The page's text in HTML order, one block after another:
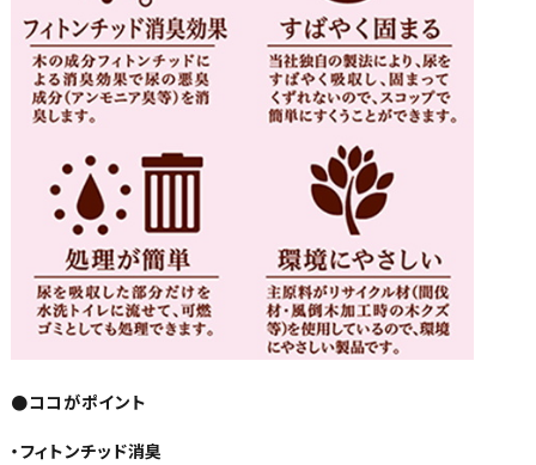
●ココがポイント
・フィトンチッド消臭